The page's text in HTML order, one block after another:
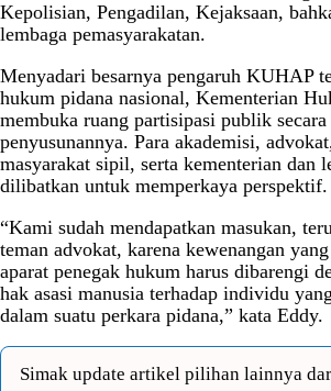
Kepolisian, Pengadilan, Kejaksaan,
lembaga pemasyarakatan.
Menyadari besarnya pengaruh KUHAP
hukum pidana nasional, Kementerian
membuka ruang partisipasi publik secara
penyusunannya. Para akademisi,
masyarakat sipil, serta kementerian dan
dilibatkan untuk memperkaya perspektif.
“Kami sudah mendapatkan masukan,
teman advokat, karena kewenangan
aparat penegak hukum harus dibarengi
hak asasi manusia terhadap individu
dalam suatu perkara pidana,” kata Eddy.
Simak update artikel pilihan lainnya